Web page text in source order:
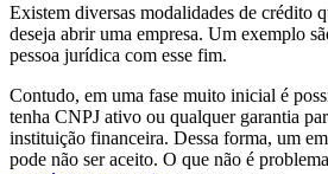
Existem diversas modalidades de crédito
deseja abrir uma empresa. Um exemplo
pessoa jurídica com esse fim.
Contudo, em uma fase muito inicial é
tenha CNPJ ativo ou qualquer garantia
instituição financeira. Dessa forma, um
pode não ser aceito. O que não é